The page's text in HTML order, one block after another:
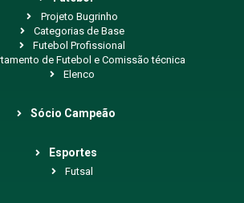
Projeto Bugrinho
Categorias de Base
Futebol Profissional
de Futebol e Comissão técnica
Elenco
Sócio Campeão
Esportes
Futsal